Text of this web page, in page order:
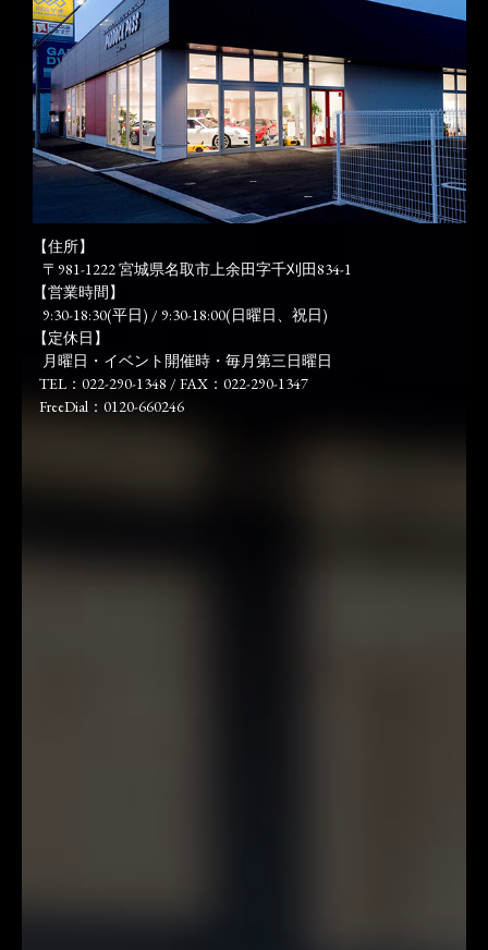
【住所】
〒981-1222 宮城県名取市上余田字千刈田834-1
【営業時間】
9:30-18:30(平日) / 9:30-18:00(日曜日、祝日)
【定休日】
月曜日・イベント開催時・毎月第三日曜日
TEL：022-290-1348 / FAX：022-290-1347
FreeDial：0120-660246